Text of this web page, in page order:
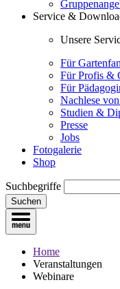
Service &
Unsere
Für
Für Profis &
Für
Nachlese
Studien &
Presse
Jobs
Fotogalerie
Shop
Suchbegriffe
Suchen
Home
Veranstaltungen
Webinare